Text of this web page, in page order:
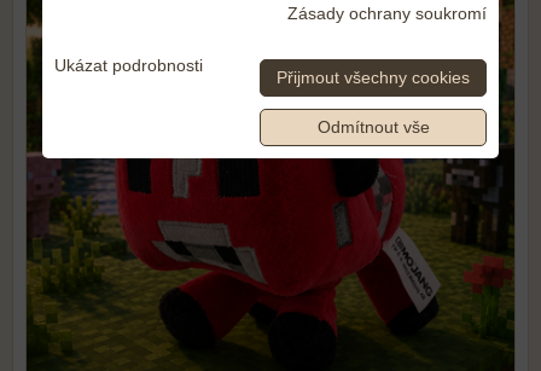
Zásady ochrany soukromí
Ukázat podrobnosti
Přijmout všechny cookies
Odmítnout vše